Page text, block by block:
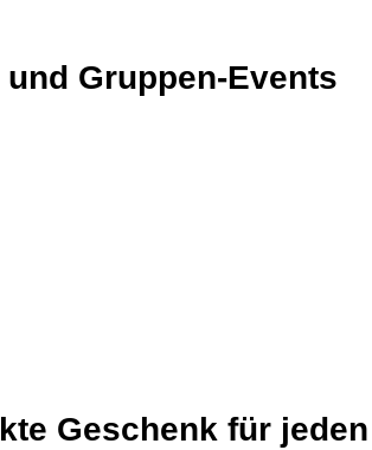
und Gruppen-Events
Geschenk für jeden